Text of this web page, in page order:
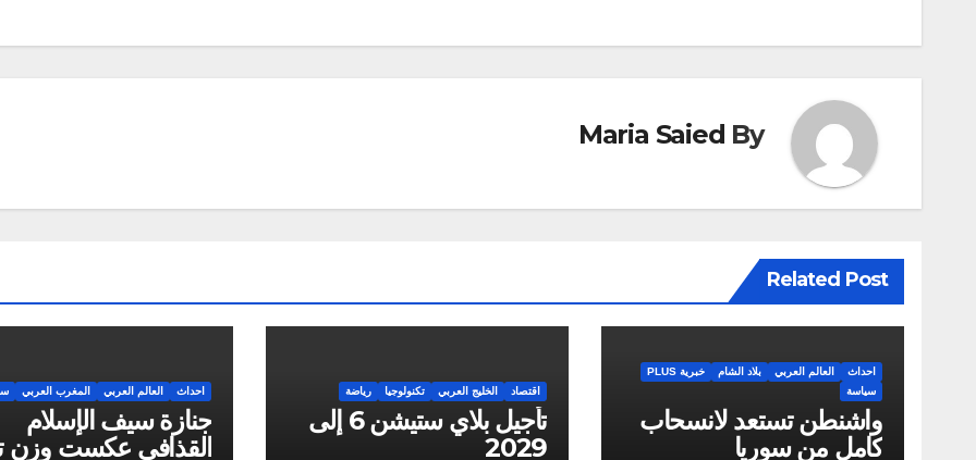
By
Maria Saied
Related Post
احداث العالم العربي بلاد الشام
خبرية PLUS
سياسة
واشنطن تستعد لانسحاب
كامل من سوريا
اقتصاد الخليج العربي تكنولوجيا رياضة
تأجيل بلاي ستيشن 6 إلى
2029
احداث العالم العربي المغرب العربي
جنازة سيف الإسلام
القذافي عكست وزن